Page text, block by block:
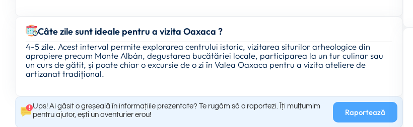
Câte zile sunt ideale pentru a vizita Oaxaca ?
4-5 zile. Acest interval permite explorarea centrului istoric, vizitarea siturilor arheologice din
apropiere precum Monte Albán, degustarea bucătăriei locale, participarea la un tur culinar sau
un curs de gătit, și poate chiar o excursie de o zi în Valea Oaxaca pentru a vizita ateliere de
artizanat tradițional.
Ups! Ai găsit o greșeală în informațiile prezentate? Te rugăm să o raportezi. Îți mulțumim
pentru ajutor, ești un aventurier erou!
Raportează